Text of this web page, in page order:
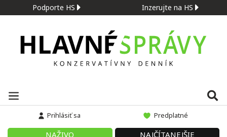
Podporte HS Inzerujte na HS
Prihlásiť sa Predplatné
NAŽIVO
NAJČÍTANEJŠIE